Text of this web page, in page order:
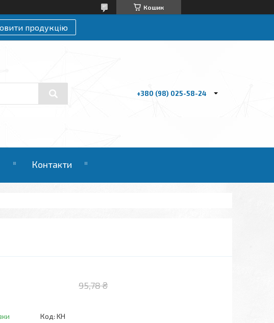
Кошик
продукцію
+380 (98) 025-58-24
Контакти
95,78 ₴
Код: KН